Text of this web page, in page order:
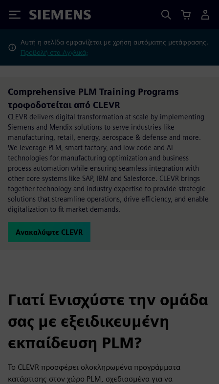
Siemens
Αυτή η σελίδα εμφανίζεται με χρήση αυτόματης μετάφρασης.
Προβολή στα Αγγλικά;
Comprehensive PLM Training Programs
τροφοδοτείται από CLEVR
CLEVR delivers digital transformation at scale by implementing
Siemens and Mendix solutions to serve industries like
manufacturing, retail, energy, aerospace & defense and more.
We leverage PLM, smart factory, and low-code and AI
technologies for manufacturing optimization and business
process automation while ensuring seamless integration with
other core systems like SAP, IBM and Salesforce. CLEVR brings
together technology and industry expertise to provide strategic
solutions that streamline operations, drive efficiency, and enable
digitalization to fit market demands.
Ανακαλύψτε CLEVR
Γιατί Ενισχύστε την ομάδα
σας με εξειδικευμένη
εκπαίδευση PLM?
Το CLEVR προσφέρει ολοκληρωμένα προγράμματα
κατάρτισης στον χώρο PLM, σχεδιασμένα για να